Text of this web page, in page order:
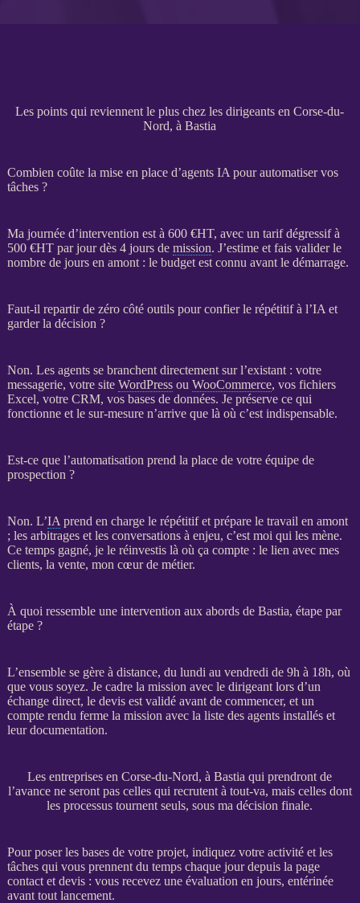
Les points qui reviennent le plus chez les dirigeants en Corse-du-
Nord, à Bastia
Combien coûte la mise en place d’agents IA pour automatiser vos
tâches ?
Ma journée d’intervention est à 600 €HT, avec un tarif dégressif à
500 €HTpar jour dès 4 jours de mission. J’estime et fais valider le
nombre de jours en amont : le budget est connu avant le démarrage.
Faut-il repartir de zéro côté outils pour confier le répétitif à l’IA et
garder la décision ?
Non. Les agentsse branchent directement sur l’existant : votre
messagerie, votre site WordPressou WooCommerce, vos fichiers
Excel, votre CRM, vos bases de données. Je préserve ce qui
fonctionne et le sur-mesure n’arrive que là où c’est indispensable.
Est-ce que l’automatisation prend la place de votre équipe de
prospection ?
Non. L’IA prend en charge le répétitif et prépare le travail en amont
; les arbitrages et les conversations à enjeu, c’est moi qui les mène.
Ce temps gagné, je le réinvestis là où ça compte : le lien avec mes
clients, la vente, mon cœur de métier.
À quoi ressemble une intervention aux abords de Bastia, étape par
étape ?
L’ensemble se gère à distance, du lundi au vendredi de 9h à 18h, où
que vous soyez. Je cadre la mission avec le dirigeant lors d’un
échange direct, le devisest validé avant de commencer, et un
compte rendu ferme la mission avec la liste des agentsinstallés et
leur documentation.
Les entreprises en Corse-du-Nord, à Bastia qui prendront de
l’avance ne seront pas celles qui recrutent à tout-va, mais celles dont
les processus tournent seuls, sous ma décision finale.
Pour poser les bases de votre projet, indiquez votre activité et les
tâches qui vous prennent du temps chaque jour depuis la page
contact et devis: vous recevez une évaluation en jours, entérinée
avant tout lancement.